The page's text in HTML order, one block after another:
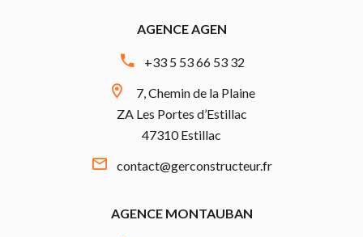
AGENCE AGEN
+33 5 53 66 53 32
7, Chemin de la Plaine
ZA Les Portes d’Estillac
47310 Estillac
contact@gerconstructeur.fr
AGENCE MONTAUBAN